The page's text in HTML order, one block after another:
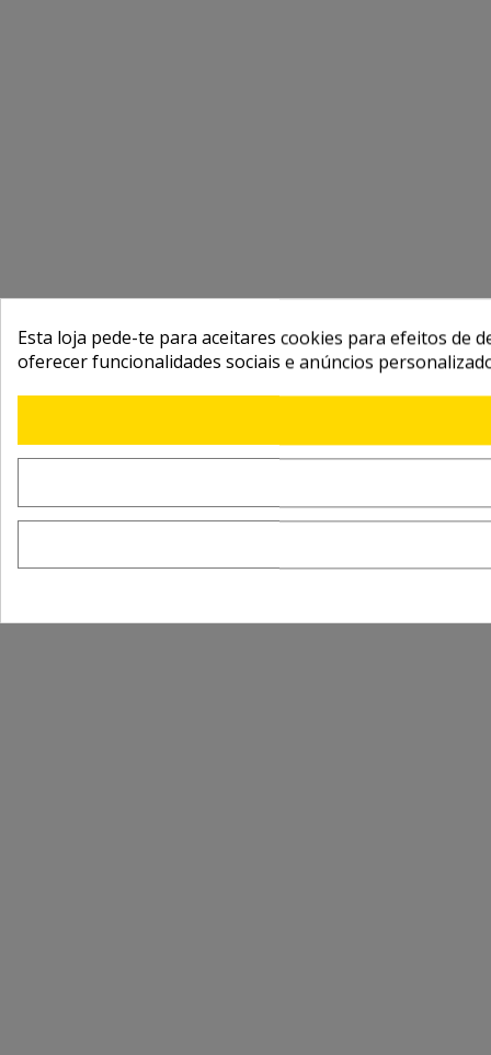
Esta loja pede-te para aceitares cookies para efeitos de
oferecer funcionalidades sociais e anúncios